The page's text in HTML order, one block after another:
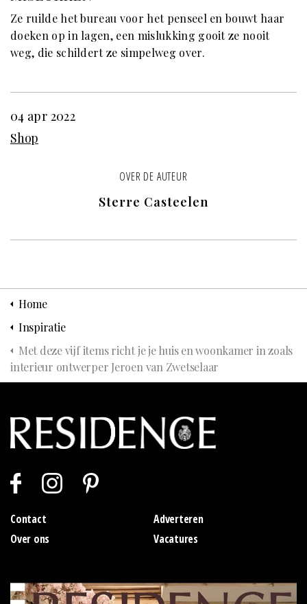
Ze ruilde het bureau voor het penseel en bouwt haar
doeken op in lagen, een mislukking gooit ze nooit
weg, die schildert ze simpelweg over.
04 apr 2022
Shop
OVER DE AUTEUR
Sterre Casteelen
Home
Inspiratie
Met deze vijf items richt je je huis en woonkamer in zoals
interieur ontwerper Jeroen van Zwetselaar
Contact
Adverteren
Over ons
Vacatures